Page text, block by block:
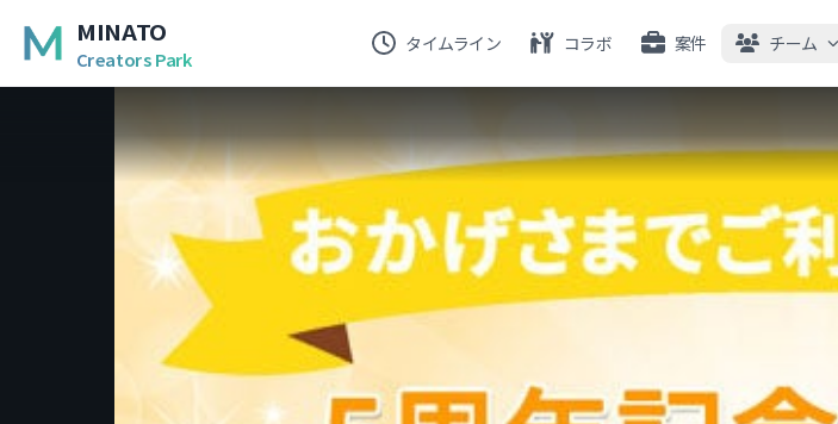
MINATO
Creators Park
タイムライン コラボ 案件 チーム